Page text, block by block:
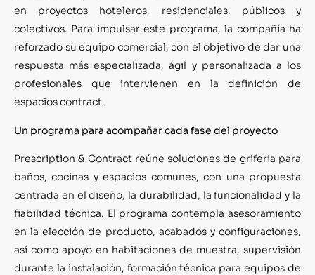
en proyectos hoteleros, residenciales, públicos y
colectivos. Para impulsar este programa, la compañía ha
reforzado su equipo comercial, con el objetivo de dar una
respuesta más especializada, ágil y personalizada a los
profesionales que intervienen en la definición de
espacios contract.
Un programa para acompañar cada fase del proyecto
Prescription & Contract reúne soluciones de grifería para
baños, cocinas y espacios comunes, con una propuesta
centrada en el diseño, la durabilidad, la funcionalidad y la
fiabilidad técnica. El programa contempla asesoramiento
en la elección de producto, acabados y configuraciones,
así como apoyo en habitaciones de muestra, supervisión
durante la instalación, formación técnica para equipos de